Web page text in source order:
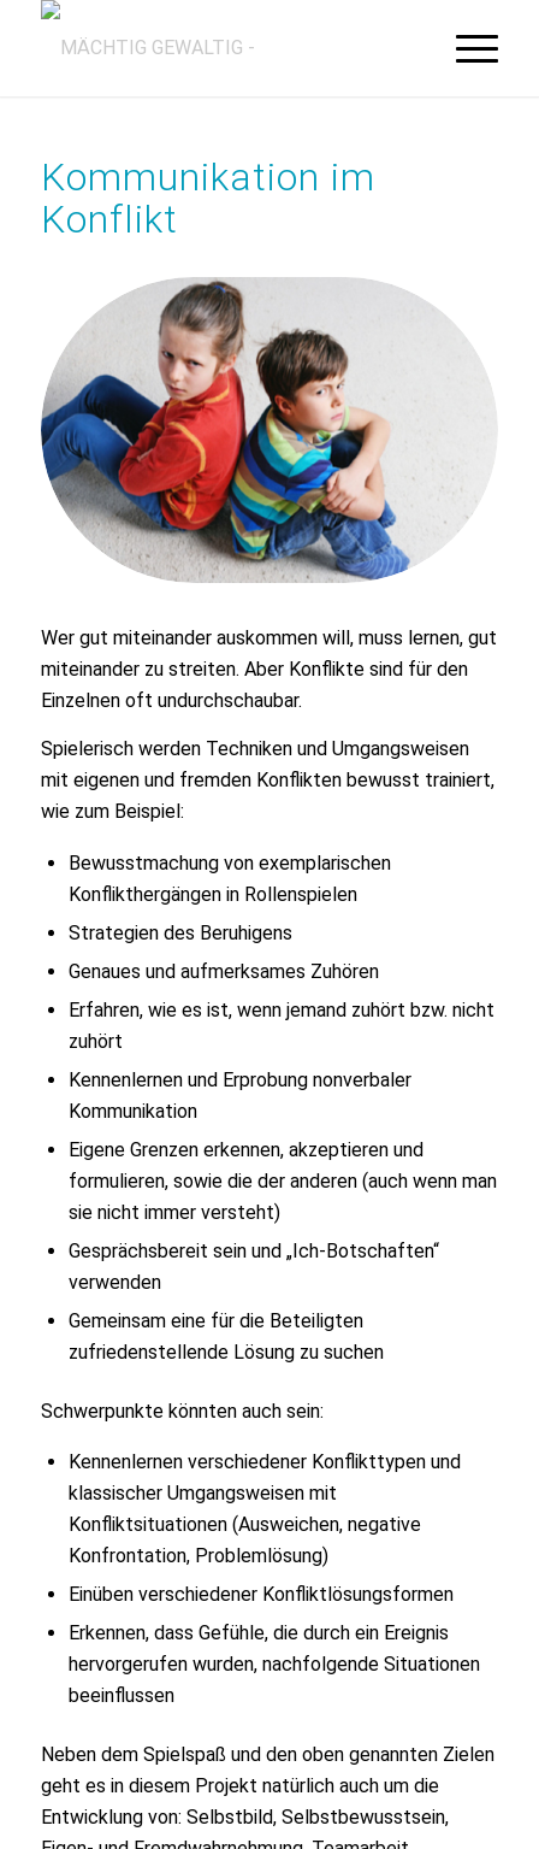
Kommunikation im
Konflikt
Wer gut miteinander auskommen will, muss lernen, gut
miteinander zu streiten. Aber Konflikte sind für den
Einzelnen oft undurchschaubar.
Spielerisch werden Techniken und Umgangsweisen
mit eigenen und fremden Konflikten bewusst trainiert,
wie zum Beispiel:
Bewusstmachung von exemplarischen
Konflikthergängen in Rollenspielen
Strategien des Beruhigens
Genaues und aufmerksames Zuhören
Erfahren, wie es ist, wenn jemand zuhört bzw. nicht
zuhört
Kennenlernen und Erprobung nonverbaler
Kommunikation
Eigene Grenzen erkennen, akzeptieren und
formulieren, sowie die der anderen (auch wenn man
sie nicht immer versteht)
Gesprächsbereit sein und „Ich-Botschaften“
verwenden
Gemeinsam eine für die Beteiligten
zufriedenstellende Lösung zu suchen
Schwerpunkte könnten auch sein:
Kennenlernen verschiedener Konflikttypen und
klassischer Umgangsweisen mit
Konfliktsituationen (Ausweichen, negative
Konfrontation, Problemlösung)
Einüben verschiedener Konfliktlösungsformen
Erkennen, dass Gefühle, die durch ein Ereignis
hervorgerufen wurden, nachfolgende Situationen
beeinflussen
Neben dem Spielspaß und den oben genannten Zielen
geht es in diesem Projekt natürlich auch um die
Entwicklung von: Selbstbild, Selbstbewusstsein,